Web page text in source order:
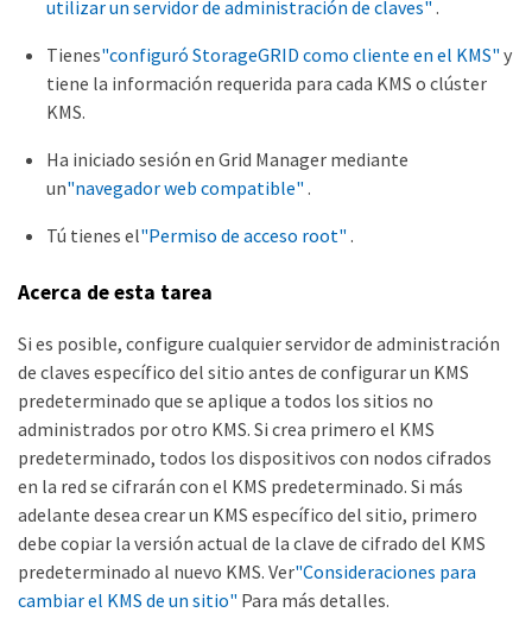
utilizar un servidor de administración de claves" .
Tienes"configuró StorageGRID como cliente en el KMS" y
tiene la información requerida para cada KMS o clúster
KMS.
Ha iniciado sesión en Grid Manager mediante
un"navegador web compatible" .
Tú tienes el"Permiso de acceso root" .
Acerca de esta tarea
Si es posible, configure cualquier servidor de administración
de claves específico del sitio antes de configurar un KMS
predeterminado que se aplique a todos los sitios no
administrados por otro KMS. Si crea primero el KMS
predeterminado, todos los dispositivos con nodos cifrados
en la red se cifrarán con el KMS predeterminado. Si más
adelante desea crear un KMS específico del sitio, primero
debe copiar la versión actual de la clave de cifrado del KMS
predeterminado al nuevo KMS. Ver"Consideraciones para
cambiar el KMS de un sitio" Para más detalles.